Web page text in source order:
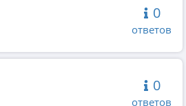
0
ответов
0
ответов